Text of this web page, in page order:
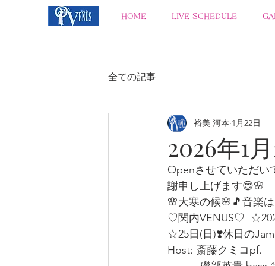
HOME LIVE SCHEDULE
全ての記事
2026年1
裕美 河本 1月22日
Openさせていただい
謝申し上げます😊🌸
🌸大寒の候🌸🎵音楽
♡関内VENUS♡
☆25日(日)❣️休日の
Host: 斎藤クミコpf.